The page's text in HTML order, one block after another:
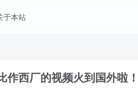
于本站
西厂的视频火到国外啦！